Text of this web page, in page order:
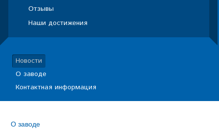
Отзывы
Наши достижения
Новости
О заводе
Контактная информация
О заводе